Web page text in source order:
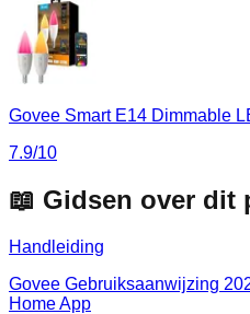
Govee Smart E14 Dimmable
7.9/10
📖 Gidsen over dit
Handleiding
Govee Gebruiksaanwijzing
Home App